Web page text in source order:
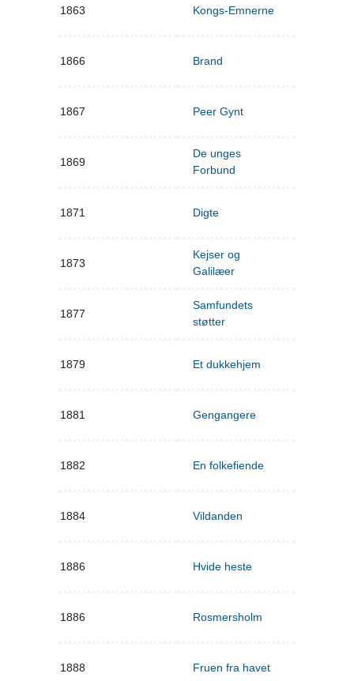
1863 Kongs-Emnerne
1866 Brand
1867 Peer Gynt
1869
De unges
Forbund
1871 Digte
1873
Kejser og
Galilæer
1877
Samfundets
støtter
1879 Et dukkehjem
1881 Gengangere
1882 En folkefiende
1884 Vildanden
1886 Hvide heste
1886 Rosmersholm
1888 Fruen fra havet